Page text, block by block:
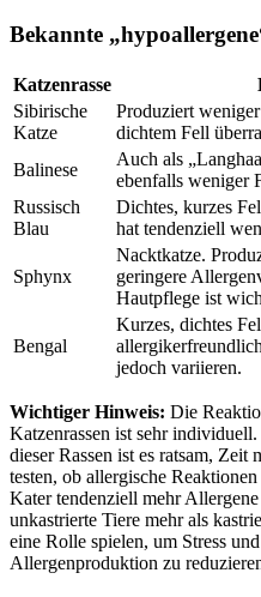
Bekannte
Katzenrasse
Sibirische
Katze
Produziert
dichtem Fell
Balinese
Auch als
ebenfalls weniger
Russisch
Blau
Dichtes, kurzes
hat tendenziell
Sphynx
Nacktkatze.
geringere
Hautpflege ist
Bengal
Kurzes, dichtes
jedoch variieren.
Wichtiger Hinweis: Die
Katzenrassen ist sehr
dieser Rassen ist es ratsam,
testen, ob allergische
Kater tendenziell mehr
unkastrierte Tiere mehr als
eine Rolle spielen, um Stress
Allergenproduktion zu